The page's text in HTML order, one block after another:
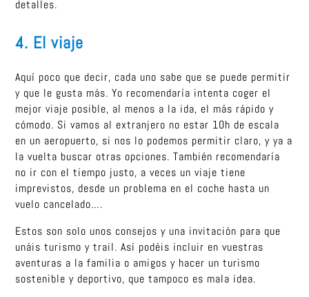
detalles.
4. El viaje
Aquí poco que decir, cada uno sabe que se puede permitir
y que le gusta más. Yo recomendaría intenta coger el
mejor viaje posible, al menos a la ida, el más rápido y
cómodo. Si vamos al extranjero no estar 10h de escala
en un aeropuerto, si nos lo podemos permitir claro, y ya a
la vuelta buscar otras opciones. También recomendaría
no ir con el tiempo justo, a veces un viaje tiene
imprevistos, desde un problema en el coche hasta un
vuelo cancelado….
Estos son solo unos consejos y una invitación para que
unáis turismo y trail. Así podéis incluir en vuestras
aventuras a la familia o amigos y hacer un turismo
sostenible y deportivo, que tampoco es mala idea.